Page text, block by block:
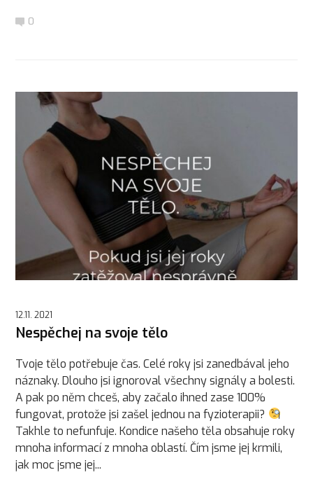
0
12.11. 2021
Nespěchej na svoje tělo
Tvoje tělo potřebuje čas. Celé roky jsi zanedbával jeho
náznaky. Dlouho jsi ignoroval všechny signály a bolesti.
A pak po něm chceš, aby začalo ihned zase 100%
fungovat, protože jsi zašel jednou na fyzioterapii?
Takhle to nefunfuje. Kondice našeho těla obsahuje roky
mnoha informací z mnoha oblastí. Čím jsme jej krmili,
jak moc jsme jej...